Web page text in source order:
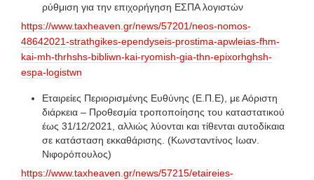
ρύθμιση για την επιχορήγηση ΕΣΠΑ λογιστών
https://www.taxheaven.gr/news/57201/neos-nomos-
48642021-strathgikes-ependyseis-prostima-apwleias-fhm-
kai-mh-thrhshs-bibliwn-kai-ryomish-gia-thn-epixorhghsh-
espa-logistwn
Εταιρείες Περιορισμένης Ευθύνης (Ε.Π.Ε), με Αόριστη
διάρκεια – Προθεσμία τροποποίησης του καταστατικού
έως 31/12/2021, αλλιώς λύονται και τίθενται αυτοδίκαια
σε κατάσταση εκκαθάρισης. (Κωνσταντίνος Ιωαν.
Νιφορόπουλος)
https://www.taxheaven.gr/news/57215/etaireies-